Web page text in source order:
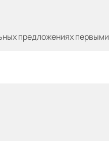
предложениях первыми